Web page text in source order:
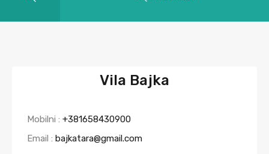
Vila Bajka
Mobilni : +381658430900
Email : bajkatara@gmail.com